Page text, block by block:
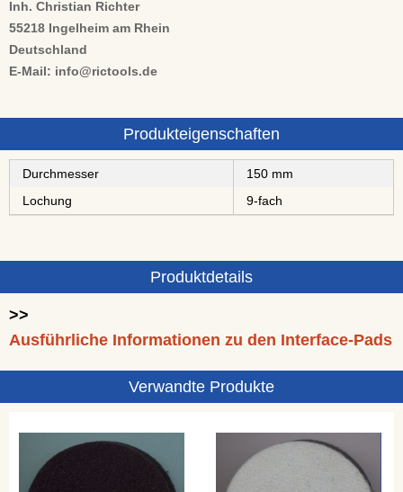
Inh. Christian Richter
55218 Ingelheim am Rhein
Deutschland
E-Mail: info@rictools.de
Produkteigenschaften
Durchmesser
150 mm
Lochung
9-fach
Produktdetails
>>
Ausführliche Informationen zu den Interface-Pads
Verwandte Produkte